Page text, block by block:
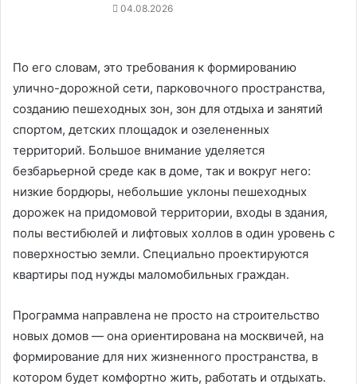
04.08.2026
По его словам, это требования к формированию
улично-дорожной сети, парковочного пространства,
созданию пешеходных зон, зон для отдыха и занятий
спортом, детских площадок и озелененных
территорий. Большое внимание уделяется
безбарьерной среде как в доме, так и вокруг него:
низкие бордюры, небольшие уклоны пешеходных
дорожек на придомовой территории, входы в здания,
полы вестибюлей и лифтовых холлов в один уровень с
поверхностью земли. Специально проектируются
квартиры под нужды маломобильных граждан.
Программа направлена не просто на строительство
новых домов — она ориентирована на москвичей, на
формирование для них жизненного пространства, в
котором будет комфортно жить, работать и отдыхать.